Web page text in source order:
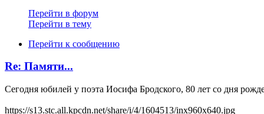
Перейти в форум
Перейти в тему
Перейти к сообщению
Re: Памяти...
Сегодня юбилей у поэта Иосифа Бродского, 80 лет со дня
https://s13.stc.all.kpcdn.net/share/i/4/1604513/inx960x640.jpg